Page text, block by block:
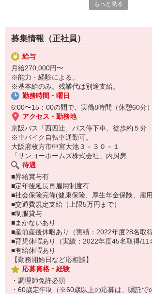
もっと見る
募集情報（正社員）
給与
月給270,000円〜
※能力・経験による。
※基本給のみ。残業代は別途支給。
勤務時間・曜日
6:00〜15：00の間で、実働8時間（休憩60分）
アクセス・勤務地
京阪バス「西四辻」バス停下車、徒歩約５分
※車バイク自転車通勤可。
大阪府枚方市中宮大池３－３０－１
「サンヨーホームズ株式会社」内厨房
待遇
■昇給賞与有
■定年後延長再雇用制度有
■社会保険完備(健康保険、厚生年金保険、雇
■交通費規定支給（上限5万円まで）
■制服貸与
■まかないあり
■産前産後休暇あり（実績：2022年度28名取得
■育児休暇あり（実績：2022年度45名取得/11
■有給休暇あり
【勤務開始日など応相談】
応募資格・経験
・調理師免許必須
・60歳定年制（※60歳以上の応募は、嘱託で